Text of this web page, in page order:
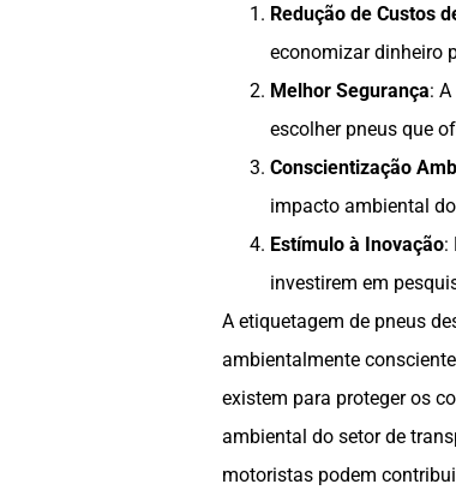
Redução de Custos
economizar dinheiro
Melhor Segurança:
escolher pneus que
Conscientização
impacto ambiental
Estímulo à Inovação:
investirem em
A etiquetagem de pneus
ambientalmente
existem para proteger os
ambiental do setor de
motoristas podem